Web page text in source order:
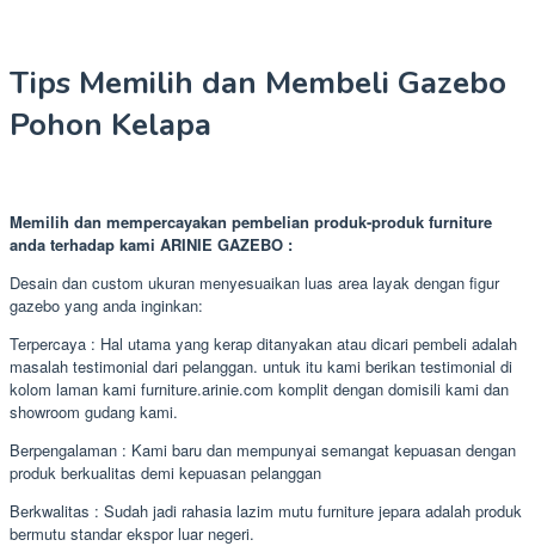
Tips Memilih dan Membeli Gazebo
Pohon Kelapa
Memilih dan mempercayakan pembelian produk-produk furniture
anda terhadap kami ARINIE GAZEBO :
Desain dan custom ukuran menyesuaikan luas area layak dengan figur
gazebo yang anda inginkan:
Terpercaya : Hal utama yang kerap ditanyakan atau dicari pembeli adalah
masalah testimonial dari pelanggan. untuk itu kami berikan testimonial di
kolom laman kami furniture.arinie.com komplit dengan domisili kami dan
showroom gudang kami.
Berpengalaman : Kami baru dan mempunyai semangat kepuasan dengan
produk berkualitas demi kepuasan pelanggan
Berkwalitas : Sudah jadi rahasia lazim mutu furniture jepara adalah produk
bermutu standar ekspor luar negeri.